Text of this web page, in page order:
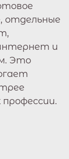
отдельные
и
Это